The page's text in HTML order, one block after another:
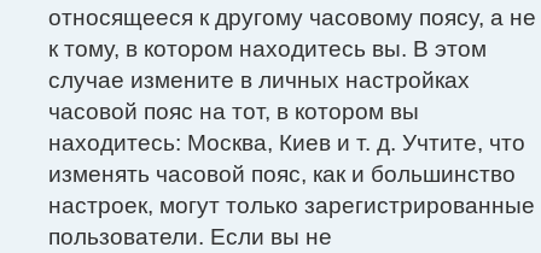
относящееся к другому часовому поясу, а не
к тому, в котором находитесь вы. В этом
случае измените в личных настройках
часовой пояс на тот, в котором вы
находитесь: Москва, Киев и т. д. Учтите, что
изменять часовой пояс, как и большинство
настроек, могут только зарегистрированные
пользователи. Если вы не